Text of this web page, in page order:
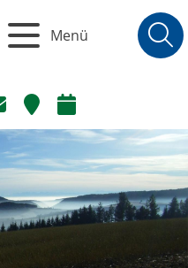
Menü